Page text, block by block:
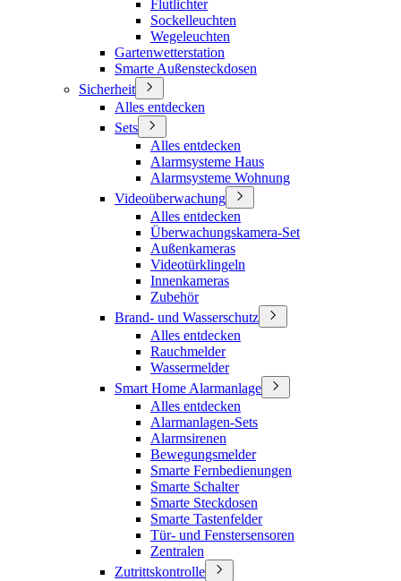
Flutlichter
Sockelleuchten
Wegeleuchten
Gartenwetterstation
Smarte Außensteckdosen
Sicherheit
Alles entdecken
Sets
Alles entdecken
Alarmsysteme Haus
Alarmsysteme Wohnung
Videoüberwachung
Alles entdecken
Überwachungskamera-Set
Außenkameras
Videotürklingeln
Innenkameras
Zubehör
Brand- und Wasserschutz
Alles entdecken
Rauchmelder
Wassermelder
Smart Home Alarmanlage
Alles entdecken
Alarmanlagen-Sets
Alarmsirenen
Bewegungsmelder
Smarte Fernbedienungen
Smarte Schalter
Smarte Steckdosen
Smarte Tastenfelder
Tür- und Fenstersensoren
Zentralen
Zutrittskontrolle